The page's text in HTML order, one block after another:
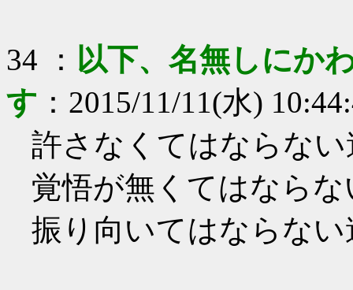
34 ： 以下、名無しにか
す ： 2015/11/11(水)
許さなくてはならない
覚悟が無くてはなら
振り向いてはならない